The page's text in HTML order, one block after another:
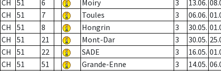
CH 51 6 Moiry 3 13.06.
CH
51 7 Toules 3 06.06.
CH
51 8 Hongrin 3 30.05.
CH
51 21 Mont-Dar 3 30.05.
CH
51 22 SADE 3 16.05.
CH
51 51 Grande-Enne 3 14.05.